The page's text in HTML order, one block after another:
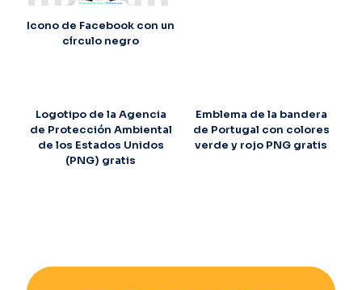
Icono de Facebook con un
círculo negro
Logotipo de la Agencia
de Protección Ambiental
de los Estados Unidos
(PNG) gratis
Emblema de la bandera
de Portugal con colores
verde y rojo PNG gratis